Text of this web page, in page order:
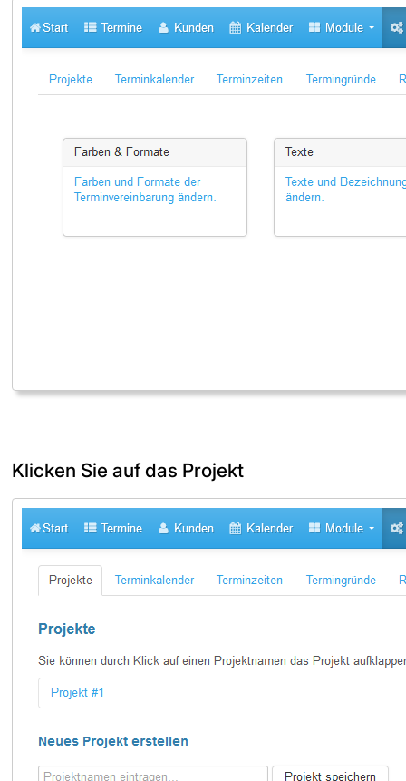
Klicken Sie auf das Projekt